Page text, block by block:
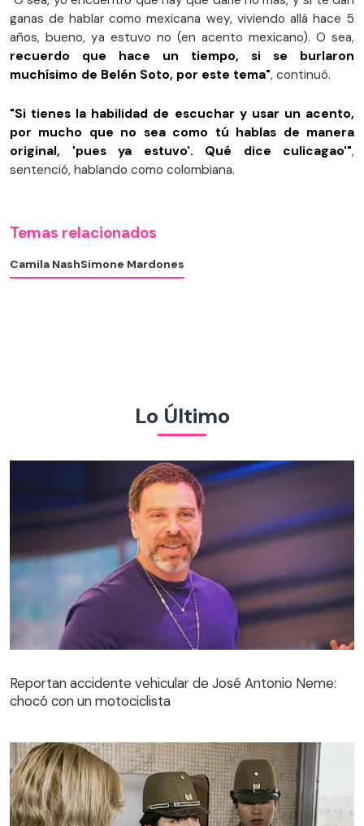
ganas de hablar como mexicana wey, viviendo allá hace 5
años, bueno, ya estuvo no (en acento mexicano). O sea,
recuerdo que hace un tiempo, si se burlaron
muchísimo de Belén Soto, por este tema", continuó.
"Si tienes la habilidad de escuchar y usar un acento,
por mucho que no sea como tú hablas de manera
original, 'pues ya estuvo'. Qué dice culicagao'",
sentenció, hablando como colombiana.
Temas relacionados
Camila NashSimone Mardones
Lo Último
Reportan accidente vehicular de José Antonio Neme:
chocó con un motociclista